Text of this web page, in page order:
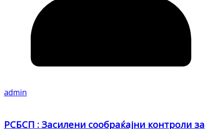
admin
РСБСП : Засилени сообраќајни контроли за